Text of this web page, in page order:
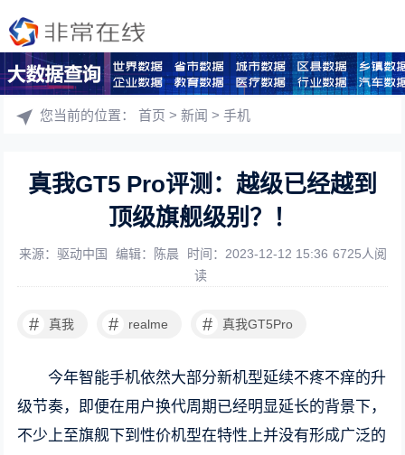
您当前的位置：首页 >新闻 >手机
真我GT5 Pro评测：越级已经越到
顶级旗舰级别？！
来源：驱动中国 编辑：陈晨 时间：2023-12-12 15:36 6725人阅
读
# 真我 # realme # 真我GT5Pro
今年智能手机依然大部分新机型延续不疼不痒的升
级节奏，即便在用户换代周期已经明显延长的背景下，
不少上至旗舰下到性价机型在特性上并没有形成广泛的